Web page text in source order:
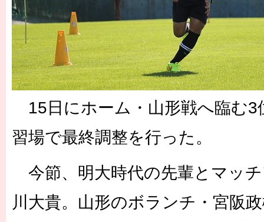
15日にホーム・山形戦へ臨む3
習場で最終調整を行った。
今節、明大時代の先輩とマッ
川大貴。山形のボランチ・宮阪